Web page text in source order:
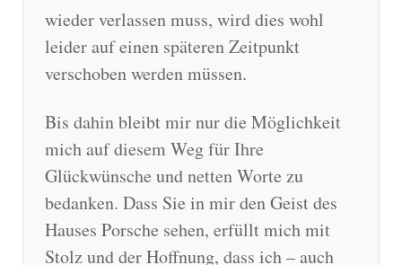
wieder verlassen muss, wird dies wohl
leider auf einen späteren Zeitpunkt
verschoben werden müssen.
Bis dahin bleibt mir nur die Möglichkeit
mich auf diesem Weg für Ihre
Glückwünsche und netten Worte zu
bedanken. Dass Sie in mir den Geist des
Hauses Porsche sehen, erfüllt mich mit
Stolz und der Hoffnung, dass ich – auch